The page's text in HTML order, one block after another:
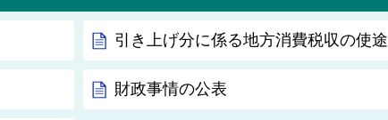
引き上げ分に係る地方消費税収の使途
財政事情の公表